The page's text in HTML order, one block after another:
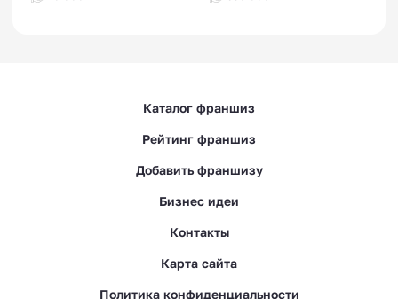
Каталог франшиз
Рейтинг франшиз
Добавить франшизу
Бизнес идеи
Контакты
Карта сайта
Политика конфиденциальности